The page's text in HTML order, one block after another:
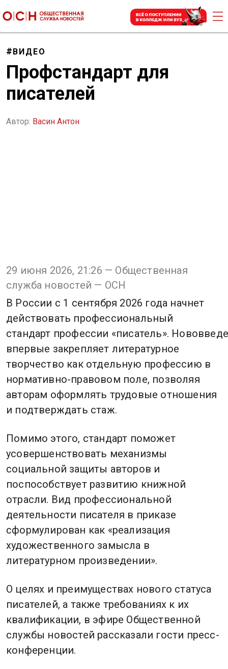
ВИДЕО
Профстандарт для
писателей
Автор: Васин Антон
29 июня 2026, 21:26 — Общественная
служба новостей — ОСН
В России с 1 сентября 2026 года начнет
действовать профессиональный
стандарт профессии «писатель».
впервые закрепляет литературное
творчество как отдельную профессию в
нормативно-правовом поле, позволяя
авторам оформлять трудовые отношения
и подтверждать стаж.
Помимо этого, стандарт поможет
усовершенствовать механизмы
социальной защиты авторов и
поспособствует развитию книжной
отрасли. Вид профессиональной
деятельности писателя в приказе
сформулирован как «реализация
художественного замысла в
литературном произведении».
О целях и преимуществах нового статуса
писателей, а также требованиях к их
квалификации, в эфире Общественной
службы новостей рассказали гости пресс-
конференции.